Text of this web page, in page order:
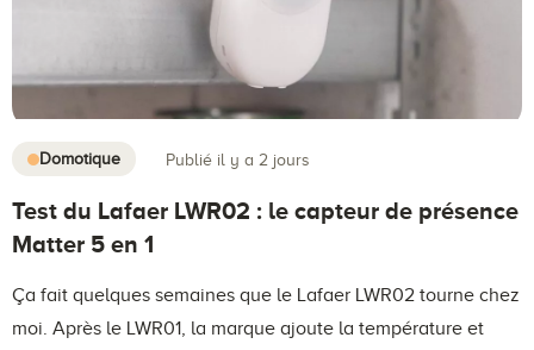
Domotique Publié il y a 2 jours
Test du Lafaer LWR02 : le capteur de présence
Matter 5 en 1
Ça fait quelques semaines que le Lafaer LWR02 tourne chez
moi. Après le LWR01, la marque ajoute la température et